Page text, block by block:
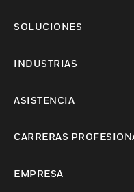
SOLUCIONES
INDUSTRIAS
ASISTENCIA
CARRERAS
EMPRESA